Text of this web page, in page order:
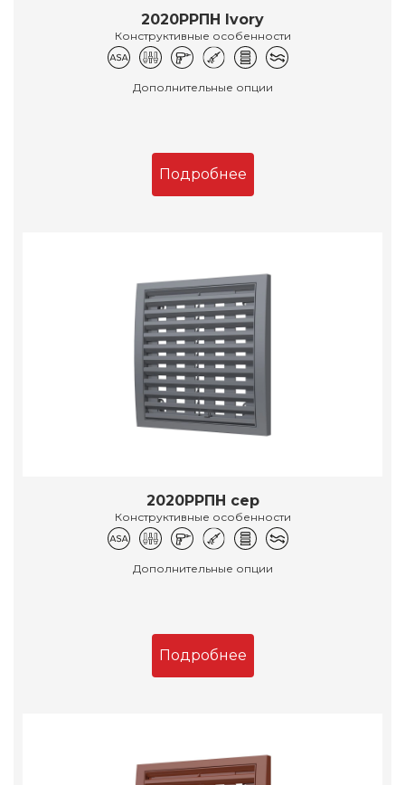
2020РРПН Ivory
Конструктивные особенности
Дополнительные опции
Подробнее
2020РРПН сер
Конструктивные особенности
Дополнительные опции
Подробнее